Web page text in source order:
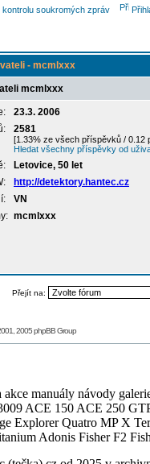
kontrolu soukromých zpráv
- mcmlxxx
mcmlxxx
23.3. 2006
2581
[1.33% ze všech příspěvků / 0.12
Hledat všechny příspěvky od
Letovice, 50 let
http://detektory.hantec.cz
VN
mcmlxxx
Přejít na:
2005 phpBB Group
manuály návody
ACE 150 ACE 250
Quatro MP X
Adonis Fisher F2